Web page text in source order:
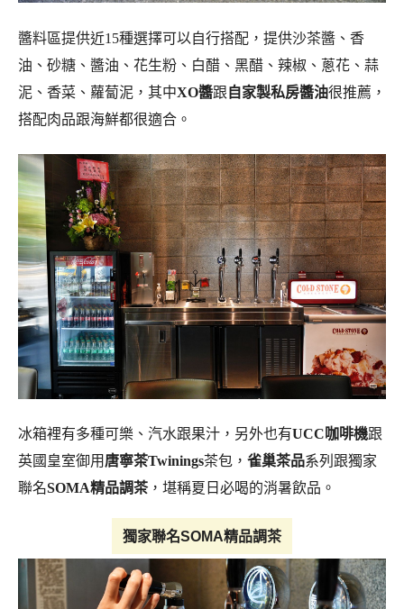
醬料區提供近15種選擇可以自行搭配，提供沙茶醬、香
油、砂糖、醬油、花生粉、白醋、黑醋、辣椒、蔥花、蒜
泥、香菜、蘿蔔泥，其中XO醬跟 自家製私房醬油很推薦，
搭配肉品跟海鮮都很適合。
冰箱裡有多種可樂、汽水跟果汁，另外也有UCC咖啡機跟
英國皇室御用 唐寧茶Twinings茶包， 雀巢茶品系列跟獨家
聯名SOMA精品調茶，堪稱夏日必喝的消暑飲品。
獨家聯名SOMA精品調茶